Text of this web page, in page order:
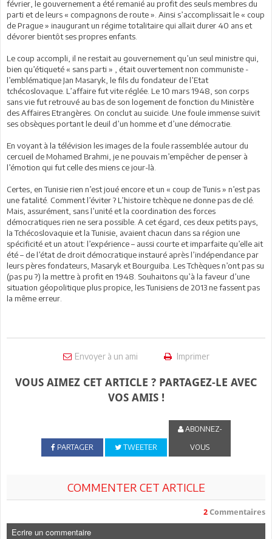
février, le gouvernement a été remanié au profit des seuls membres du
parti et de leurs « compagnons de route ». Ainsi s’accomplissait le « coup
de Prague » inaugurant un régime totalitaire qui allait durer 40 ans et
dévorer bientôt ses propres enfants.
Le coup accompli, il ne restait au gouvernement qu’un seul ministre qui,
bien qu’étiqueté « sans parti » , était ouvertement non communiste -
l’emblématique Jan Masaryk, le fils du fondateur de l’Etat
tchécoslovaque. L’affaire fut vite réglée. Le 10 mars 1948, son corps
sans vie fut retrouvé au bas de son logement de fonction du Ministère
des Affaires Etrangères. On conclut au suicide. Une foule immense suivit
ses obsèques portant le deuil d’un homme et d’une démocratie.
En voyant à la télévision les images de la foule rassemblée autour du
cercueil de Mohamed Brahmi, je ne pouvais m’empêcher de penser à
l’émotion qui fut celle des miens ce jour-là.
Certes, en Tunisie rien n’est joué encore et un « coup de Tunis » n’est pas
une fatalité. Comment l’éviter ? L’histoire tchèque ne donne pas de clé.
Mais, assurément, sans l’unité et la coordination des forces
démocratiques rien ne sera possible. A cet égard, ces deux petits pays,
la Tchécoslovaquie et la Tunisie, avaient chacun dans sa région une
spécificité et un atout: l’expérience – aussi courte et imparfaite qu’elle ait
été – de l’état de droit démocratique instauré après l’indépendance par
leurs pères fondateurs, Masaryk et Bourguiba. Les Tchèques n’ont pas su
(pas pu ?) la mettre à profit en 1948. Souhaitons qu’à la faveur d’une
situation géopolitique plus propice, les Tunisiens de 2013 ne fassent pas
la même erreur.
Envoyer à un ami Imprimer
VOUS AIMEZ CET ARTICLE ? PARTAGEZ-LE AVEC
VOS AMIS !
PARTAGER TWEETER
ABONNEZ-
VOUS
COMMENTER CET ARTICLE
2 Commentaires
Ecrire un commentaire